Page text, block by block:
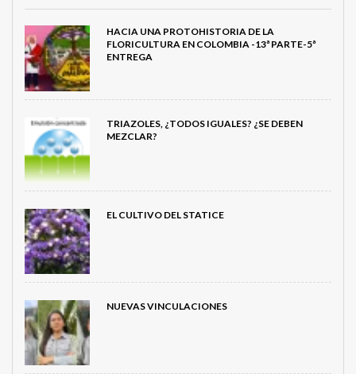
HACIA UNA PROTOHISTORIA DE LA
FLORICULTURA EN COLOMBIA -13ª PARTE-5ª
ENTREGA
TRIAZOLES, ¿TODOS IGUALES? ¿SE DEBEN
MEZCLAR?
EL CULTIVO DEL STATICE
NUEVAS VINCULACIONES